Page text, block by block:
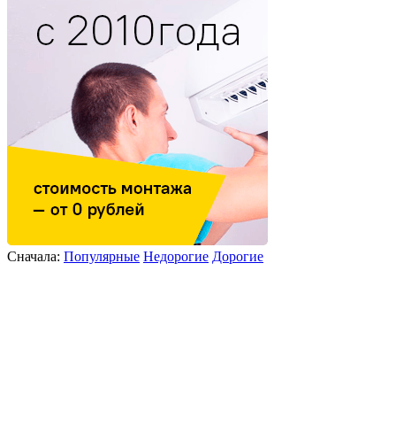
Сначала: Популярные Недорогие Дорогие